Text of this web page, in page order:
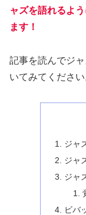
ャズを語れるよ
ます！
記事を読んでジ
いてみてくださ
ジャ
ジャ
ジャ
ビバ